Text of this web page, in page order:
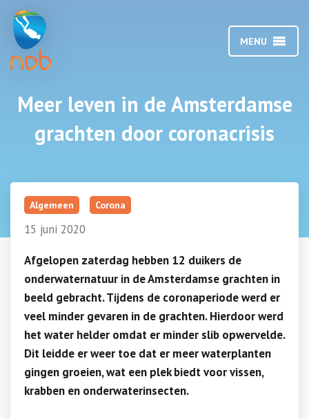
MENU
Meer leven in de Amsterdamse
grachten door coronacrisis
Algemeen Corona
15 juni 2020
Afgelopen zaterdag hebben 12 duikers de
onderwaternatuur in de Amsterdamse grachten in
beeld gebracht. Tijdens de coronaperiode werd er
veel minder gevaren in de grachten. Hierdoor werd
het water helder omdat er minder slib opwervelde.
Dit leidde er weer toe dat er meer waterplanten
gingen groeien, wat een plek biedt voor vissen,
krabben en onderwaterinsecten.